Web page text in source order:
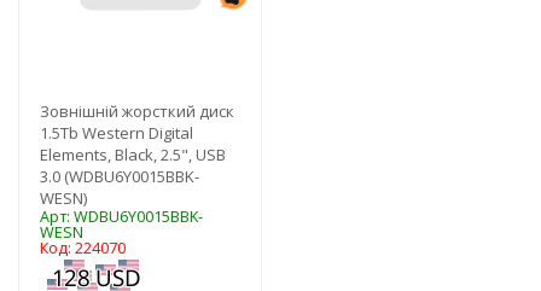
Зовнішній жорсткий диск
1.5Tb Western Digital
Elements, Black, 2.5", USB
3.0 (WDBU6Y0015BBK-
WESN)
Арт: WDBU6Y0015BBK-
WESN
Код: 224070